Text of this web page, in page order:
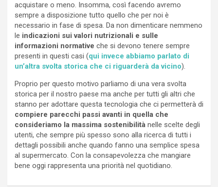
acquistare o meno. Insomma, così facendo avremo
sempre a disposizione tutto quello che per noi è
necessario in fase di spesa. Da non dimenticare nemmeno
le indicazioni sui valori nutrizionali e sulle
informazioni normative che si devono tenere sempre
presenti in questi casi (qui invece abbiamo parlato di
un’altra svolta storica che ci riguarderà da vicino).
Proprio per questo motivo parliamo di una vera svolta
storica per il nostro paese ma anche per tutti gli altri che
stanno per adottare questa tecnologia che ci permetterà di
compiere parecchi passi avanti in quella che
consideriamo la massima sostenibilità nelle scelte degli
utenti, che sempre più spesso sono alla ricerca di tutti i
dettagli possibili anche quando fanno una semplice spesa
al supermercato. Con la consapevolezza che mangiare
bene oggi rappresenta una priorità nel quotidiano.